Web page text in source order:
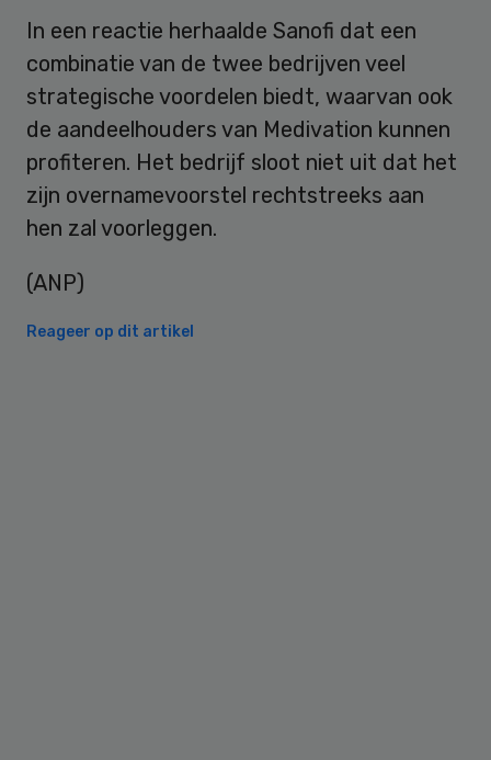
In een reactie herhaalde Sanofi dat een
combinatie van de twee bedrijven veel
strategische voordelen biedt, waarvan ook
de aandeelhouders van Medivation kunnen
profiteren. Het bedrijf sloot niet uit dat het
zijn overnamevoorstel rechtstreeks aan
hen zal voorleggen.
(ANP)
Reageer op dit artikel